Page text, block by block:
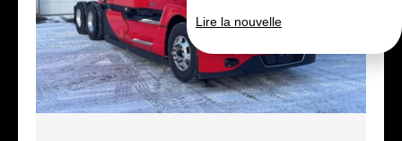
Lire la nouvelle